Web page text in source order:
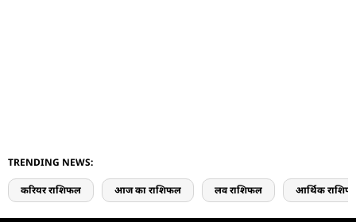
TRENDING NEWS:
करियर राशिफल आज का राशिफल लव राशिफल आर्थिक